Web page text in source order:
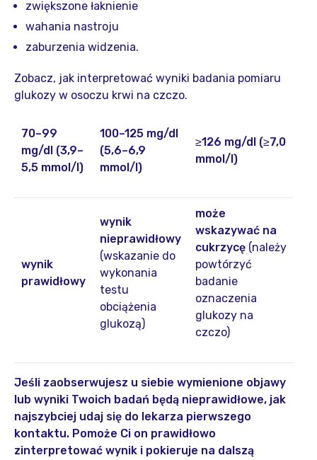
zwiększone łaknienie
wahania nastroju
zaburzenia widzenia.
Zobacz, jak interpretować wyniki badania pomiaru
glukozy w osoczu krwi na czczo.
70–99
mg/dl (3,9–
5,5 mmol/l)
100–125 mg/dl
(5,6–6,9
mmol/l)
≥126 mg/dl (≥7,0
mmol/l)
wynik
prawidłowy
wynik
nieprawidłowy
(wskazanie do
wykonania
testu
obciążenia
glukozą)
może
wskazywać na
cukrzycę (należy
powtórzyć
badanie
oznaczenia
glukozy na
czczo)
Jeśli zaobserwujesz u siebie wymienione objawy
lub wyniki Twoich badań będą nieprawidłowe, jak
najszybciej udaj się do lekarza pierwszego
kontaktu. Pomoże Ci on prawidłowo
zinterpretować wynik i pokieruje na dalszą